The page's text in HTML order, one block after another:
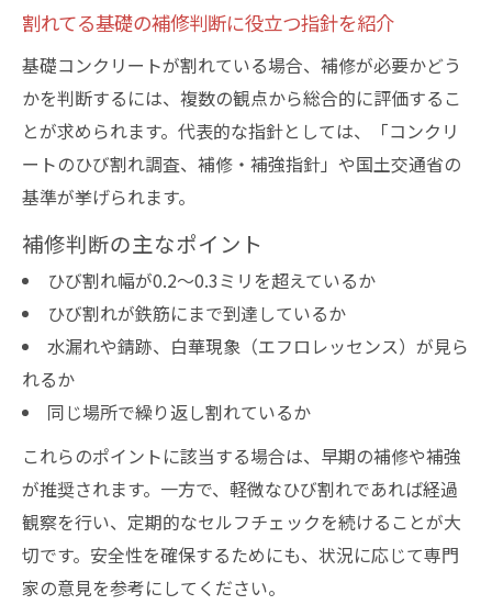
割れてる基礎の補修判断に役立つ指針を紹介
基礎コンクリートが割れている場合、補修が必要かどう
かを判断するには、複数の観点から総合的に評価するこ
とが求められます。代表的な指針としては、「コンクリ
ートのひび割れ調査、補修・補強指針」や国土交通省の
基準が挙げられます。
補修判断の主なポイント
ひび割れ幅が0.2～0.3ミリを超えているか
ひび割れが鉄筋にまで到達しているか
水漏れや錆跡、白華現象（エフロレッセンス）が見ら
れるか
同じ場所で繰り返し割れているか
これらのポイントに該当する場合は、早期の補修や補強
が推奨されます。一方で、軽微なひび割れであれば経過
観察を行い、定期的なセルフチェックを続けることが大
切です。安全性を確保するためにも、状況に応じて専門
家の意見を参考にしてください。